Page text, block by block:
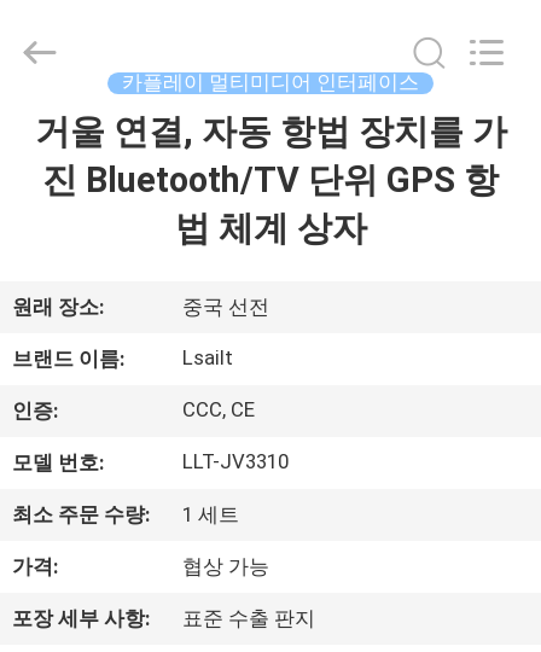
동
영
상
우
리
에
2015
Automobile
Electron
Reserved.
카플레이 멀티미디어 인터페이스
거울 연결, 자동 항법 장치를 가
진 Bluetooth/TV 단위 GPS 항
법 체계 상자
원래 장소: 중국 선전
브랜드 이름: Lsailt
인증: CCC, CE
모델 번호: LLT-JV3310
최소 주문 수량: 1 세트
가격: 협상 가능
포장 세부 사항: 표준 수출 판지